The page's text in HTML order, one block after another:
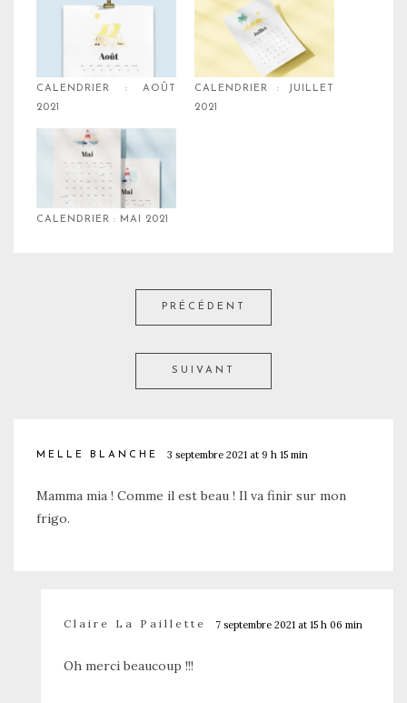
CALENDRIER : AOÛT
2021
CALENDRIER : JUILLET
2021
CALENDRIER : MAI 2021
PRÉCÉDENT
SUIVANT
MELLE BLANCHE 3 septembre 2021 at 9 h 15 min
Mamma mia ! Comme il est beau ! Il va finir sur mon
frigo.
Claire La Paillette 7 septembre 2021 at 15 h 06 min
Oh merci beaucoup !!!